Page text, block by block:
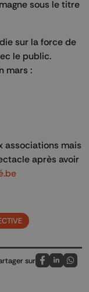
sous le titre
sur la force de
le public.
mars :
associations mais
après avoir
sur
Partagez sur
Partagez